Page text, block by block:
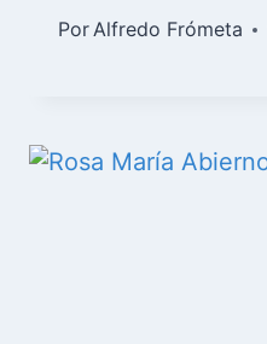
PorAlfredo Frómeta